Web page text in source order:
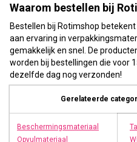
Waarom bestellen bij
Bestellen bij Rotimshop
aan ervaring in
gemakkelijk en snel. De
worden bij bestellingen die voor
dezelfde dag nog verzonden!
Gerelateerde
Beschermingsmateriaal
Opvulmateriaal